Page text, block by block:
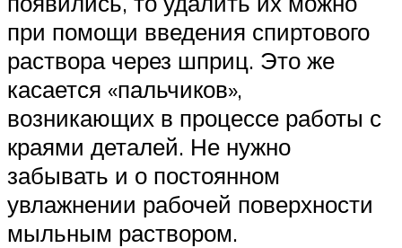
при помощи введения спиртового
раствора через шприц. Это же
касается «пальчиков»,
возникающих в процессе работы с
краями деталей. Не нужно
забывать и о постоянном
увлажнении рабочей поверхности
мыльным раствором.